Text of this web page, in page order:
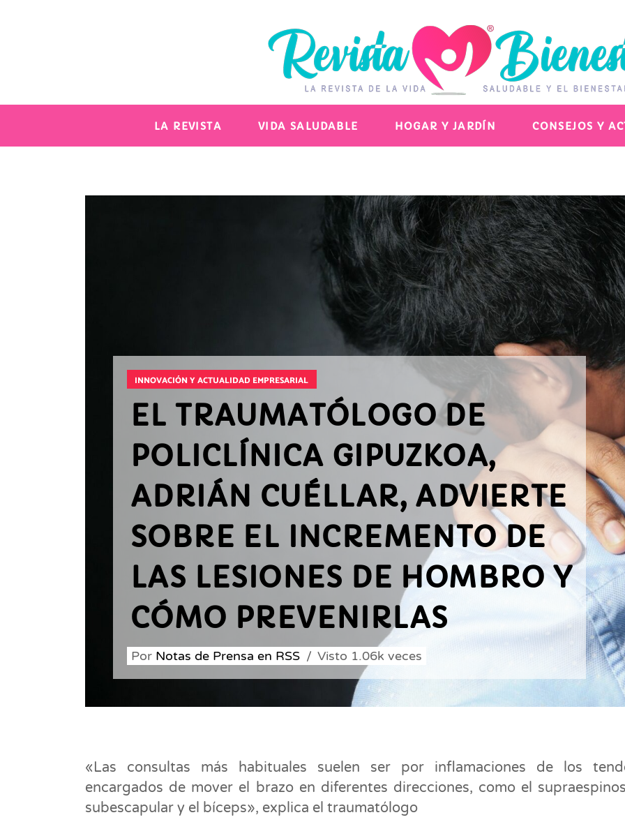
LA REVISTA VIDA SALUDABLE HOGAR Y JARDÍN CONSEJOS Y
INNOVACIÓN Y ACTUALIDAD EMPRESARIAL
EL TRAUMATÓLOGO DE
POLICLÍNICA GIPUZKOA,
ADRIÁN CUÉLLAR, ADVIERTE
SOBRE EL INCREMENTO DE
LAS LESIONES DE HOMBRO Y
CÓMO PREVENIRLAS
Por Notas de Prensa en RSS Visto 1.06k veces
«Las consultas más habituales suelen ser por inflamaciones de los
encargados de mover el brazo en diferentes direcciones, como el
subescapular y el bíceps», explica el traumatólogo